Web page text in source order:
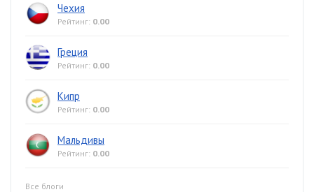
Чехия
Рейтинг: 0.00
Греция
Рейтинг: 0.00
Кипр
Рейтинг: 0.00
Мальдивы
Рейтинг: 0.00
Все блоги